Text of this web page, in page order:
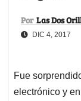
Por Las Dos
DIC 4, 2017
Fue
electrónico y